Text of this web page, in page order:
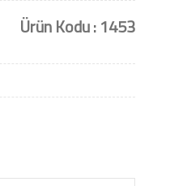
Ürün Kodu : 1453